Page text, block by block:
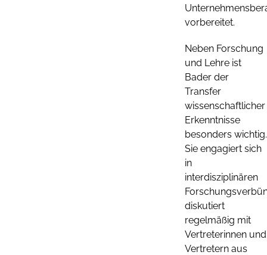
vorbereitet.
Neben Forschung
und Lehre ist
Bader der
Transfer
wissenschaftlicher
Erkenntnisse
besonders wichtig.
Sie engagiert sich
in
interdisziplinären
diskutiert
regelmäßig mit
Vertreterinnen und
Vertretern aus